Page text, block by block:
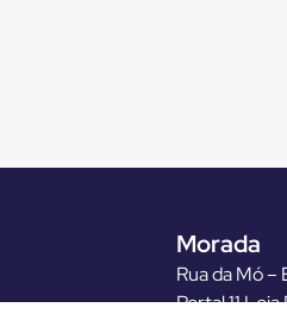
Morada
Rua da Mó
Portal 11 Loja